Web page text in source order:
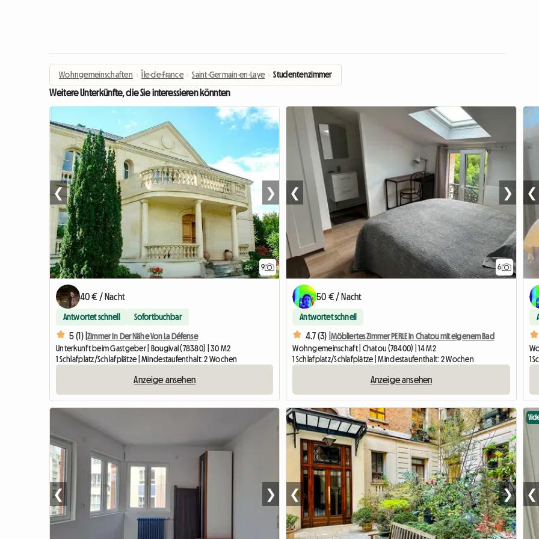
Wohngemeinschaften › Île-de-France › Saint-Germain-en-Laye › Studentenzimmer
Weitere Unterkünfte, die Sie interessieren könnten
9
❮ ❯
40 € / Nacht
Antwortet schnell Sofortbuchbar
5 (1) |Zimmer In Der Nähe Von La Défense
Unterkunft beim Gastgeber | Bougival (78380) | 30 M2
1 Schlafplatz/Schlafplätze | Mindestaufenthalt: 2 Wochen
Anzeige ansehen
6
❮ ❯
50 € / Nacht
Antwortet schnell
4.7 (3) | Möbliertes Zimmer PERLE in Chatou mit eigenem Bad
Wohngemeinschaft | Chatou (78400) | 14 M2
1 Schlafplatz/Schlafplätze | Mindestaufenthalt: 2 Wochen
Anzeige ansehen
❮
1
❮ ❯ ❮ ❯ ❮